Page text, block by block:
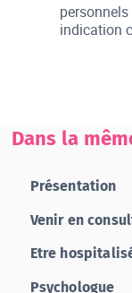
indication
Dans la
Présentation
Venir en
Etre
Psychologue